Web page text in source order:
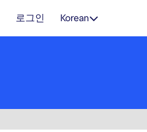
로그인 Korean